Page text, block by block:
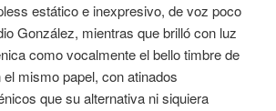
estático e inexpresivo, de voz poco
González, mientras que brilló con luz
como vocalmente el bello timbre de
mismo papel, con atinados
que su alternativa ni siquiera